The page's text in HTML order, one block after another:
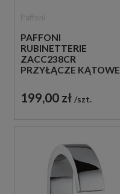
PAFFONI
RUBINETTERIE
ZACC238CR
PRZYŁĄCZE KĄTOWE
199,00 zł szt.